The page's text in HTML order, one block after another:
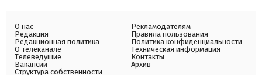
О нас
Редакция
Редакционная политика
О телеканале
Телеведущие
Вакансии
Структура собственности
Рекламодателям
Правила пользования
Политика конфиденциальности
Техническая информация
Контакты
Архив